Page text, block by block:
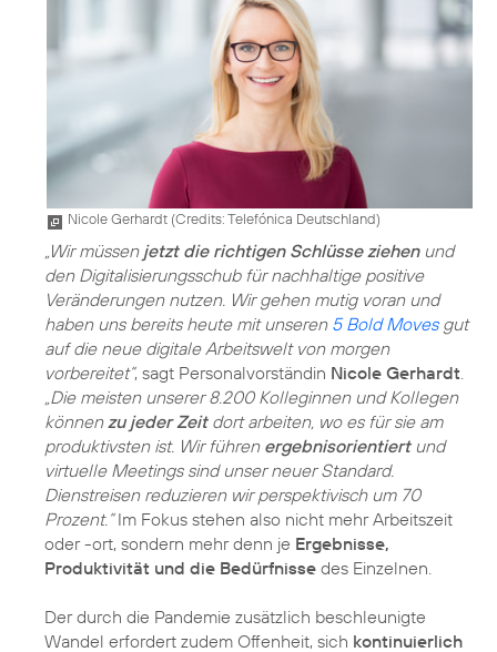
Nicole Gerhardt (Credits: Telefónica Deutschland)
„Wir müssen jetzt die richtigen Schlüsse ziehenund
den Digitalisierungsschub für nachhaltige positive
Veränderungen nutzen. Wir gehen mutig voran und
haben uns bereits heute mit unseren 5 Bold Movesgut
auf die neue digitale Arbeitswelt von morgen
vorbereitet“, sagt Personalvorständin Nicole Gerhardt.
„Die meisten unserer 8.200 Kolleginnen und Kollegen
könnenzu jeder Zeitdort arbeiten, wo es für sie am
produktivsten ist. Wir führen ergebnisorientiertund
virtuelle Meetings sind unser neuer Standard.
Dienstreisen reduzieren wir perspektivisch um 70
Prozent.“Im Fokus stehen also nicht mehr Arbeitszeit
oder -ort, sondern mehr denn je Ergebnisse,
Produktivität und die Bedürfnisse des Einzelnen.
Der durch die Pandemie zusätzlich beschleunigte
Wandel erfordert zudem Offenheit, sich kontinuierlich